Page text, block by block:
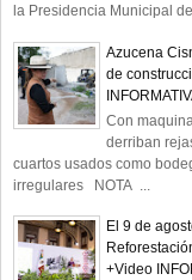
la Presidencia Municipal
Azucena
de
Con
derriban
cuartos usados como
irregulares NOTA ...
El 9 de
+Video